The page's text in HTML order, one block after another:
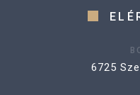
6725